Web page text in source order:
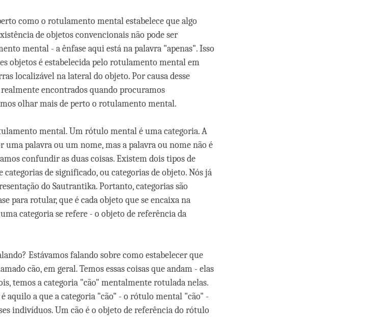
como o rotulamento mental estabelece que algo
de objetos convencionais não pode ser
mental - a ênfase aqui está na palavra "apenas". Isso
objetos é estabelecida pelo rotulamento mental em
localizável na lateral do objeto. Por causa desse
realmente encontrados quando procuramos
olhar mais de perto o rotulamento mental.
mental. Um rótulo mental é uma categoria. A
uma palavra ou um nome, mas a palavra ou nome não é
confundir as duas coisas. Existem dois tipos de
categorias de significado, ou categorias de objeto. Nós já
do Sautrantika. Portanto, categorias são
para rotular, que é cada objeto que se encaixa na
categoria se refere - o objeto de referência da
Estávamos falando sobre como estabelecer que
cão, em geral. Temos essas coisas que andam - elas
temos a categoria "cão" mentalmente rotulada nelas.
aquilo a que a categoria "cão" - o rótulo mental "cão" -
indivíduos. Um cão é o objeto de referência do rótulo